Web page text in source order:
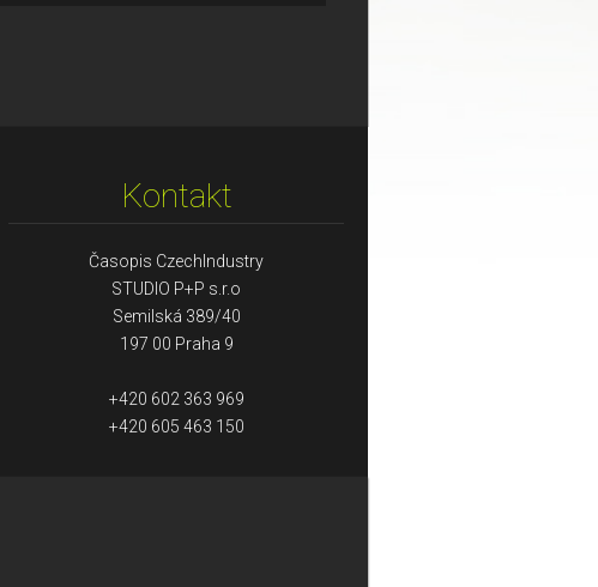
Kontakt
Časopis CzechIndustry
STUDIO P+P s.r.o
Semilská 389/40
197 00 Praha 9
+420 602 363 969
+420 605 463 150